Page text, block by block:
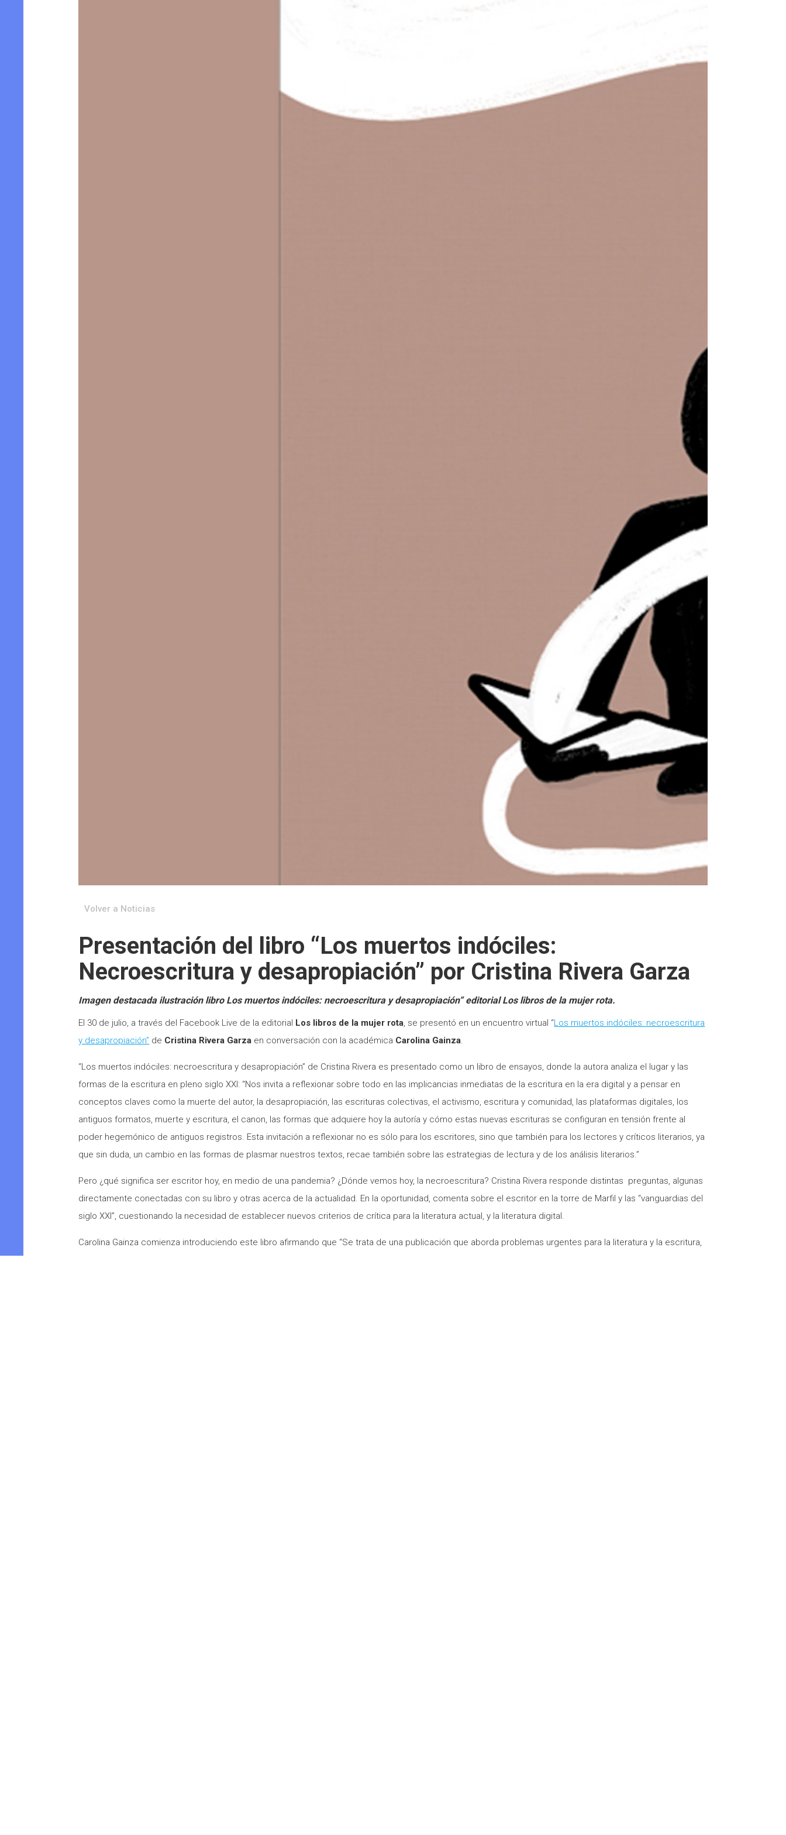
Volver a Noticias
Presentación del libro “Los muertos indóciles:
Necroescritura y desapropiación” por Cristina Rivera Garza
Imagen destacada ilustración libro Los muertos indóciles: necroescritura y desapropiación” editorial Los libros de la mujer rota.
El 30 de julio, a través del Facebook Live de la editorial Los libros de la mujer rota, se presentó en un encuentro virtual “Los muertos indóciles: necroescritura
y desapropiación” de Cristina Rivera Garza en conversación con la académica Carolina Gainza.
“Los muertos indóciles: necroescritura y desapropiación” de Cristina Rivera es presentado como un libro de ensayos, donde la autora analiza el lugar y las
formas de la escritura en pleno siglo XXI: “Nos invita a reflexionar sobre todo en las implicancias inmediatas de la escritura en la era digital y a pensar en
conceptos claves como la muerte del autor, la desapropiación, las escrituras colectivas, el activismo, escritura y comunidad, las plataformas digitales, los
antiguos formatos, muerte y escritura, el canon, las formas que adquiere hoy la autoría y cómo estas nuevas escrituras se configuran en tensión frente al
poder hegemónico de antiguos registros. Esta invitación a reflexionar no es sólo para los escritores, sino que también para los lectores y críticos literarios, ya
que sin duda, un cambio en las formas de plasmar nuestros textos, recae también sobre las estrategias de lectura y de los análisis literarios.”
Pero ¿qué significa ser escritor hoy, en medio de una pandemia? ¿Dónde vemos hoy, la necroescritura? Cristina Rivera responde distintas preguntas, algunas
directamente conectadas con su libro y otras acerca de la actualidad. En la oportunidad, comenta sobre el escritor en la torre de Marfil y las “vanguardias del
siglo XXI”, cuestionando la necesidad de establecer nuevos criterios de crítica para la literatura actual, y la literatura digital.
Carolina Gainza comienza introduciendo este libro afirmando que “Se trata de una publicación que aborda problemas urgentes para la literatura y la escritura,